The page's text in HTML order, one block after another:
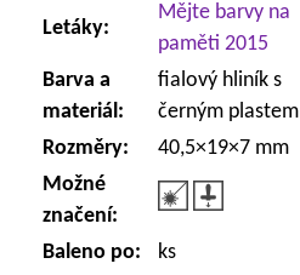
Letáky:
Mějte barvy na
paměti 2015
Barva a
materiál:
fialový hliník s
černým plastem
Rozměry:
40,5×19×7 mm
Možné
značení:
Baleno po:
ks